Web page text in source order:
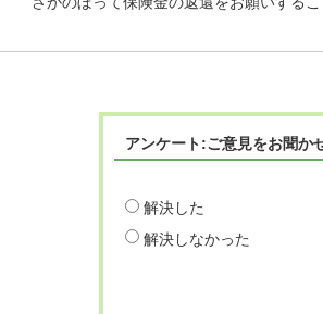
アンケート:ご意見をお聞か
解決した
解決しなかった